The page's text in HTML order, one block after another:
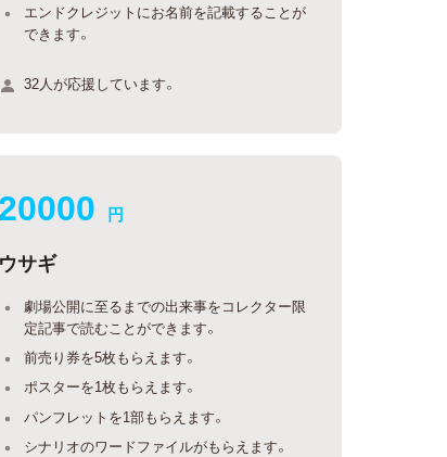
エンドクレジットにお名前を記載することが
できます。
32人が応援しています。
20000 円
ウサギ
劇場公開に至るまでの出来事をコレクター限
定記事で読むことができます。
前売り券を5枚もらえます。
ポスターを1枚もらえます。
パンフレットを1部もらえます。
シナリオのワードファイルがもらえます。